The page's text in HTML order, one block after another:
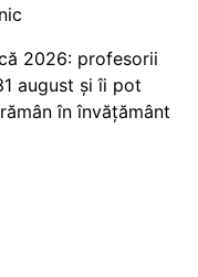
2026: profesorii
august și îi pot
în învățământ